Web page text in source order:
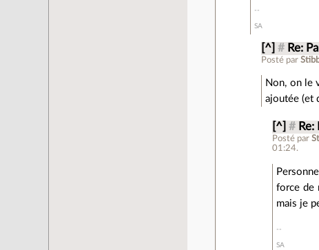
SA
[^] # Re:
Posté par
Non, on le
ajoutée (et
[^] #
Posté par
01:24.
force de
mais je
SA